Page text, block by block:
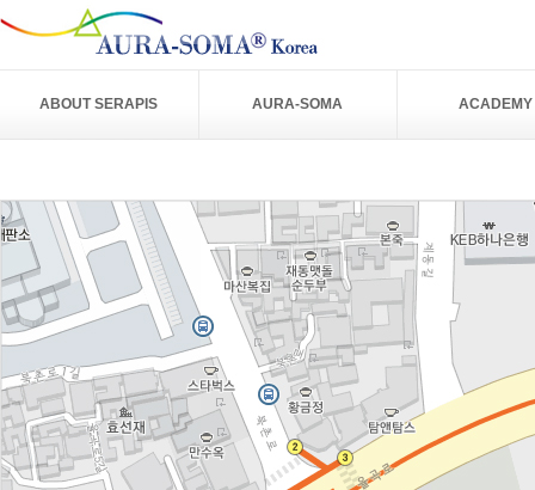
ABOUT SERAPIS AURA-SOMA ACADEMY